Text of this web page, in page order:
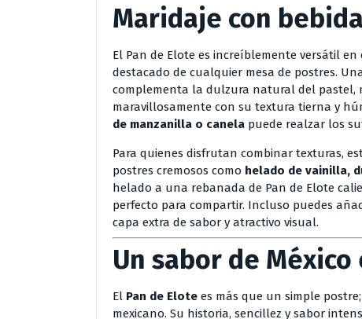
Maridaje con
El Pan de Elote es increíblemente versátil
destacado de cualquier mesa de postres.
complementa la dulzura natural del pastel,
maravillosamente con su textura tierna y
de manzanilla o canela puede realzar los
Para quienes disfrutan combinar texturas,
postres cremosos como helado de vainilla,
helado a una rebanada de Pan de Elote
perfecto para compartir. Incluso puedes
capa extra de sabor y atractivo visual.
Un sabor de
El Pan de Elote es más que un simple
mexicano. Su historia, sencillez y sabor